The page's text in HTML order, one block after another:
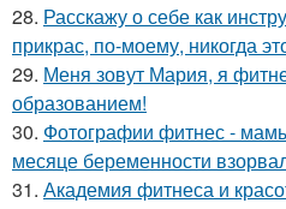
28. Расскажу о себе как
прикрас, по-моему, никогда
29. Меня зовут Мария, я
образованием!
30. Фотографии фитнес -
месяце беременности
31. Академия фитнеса и